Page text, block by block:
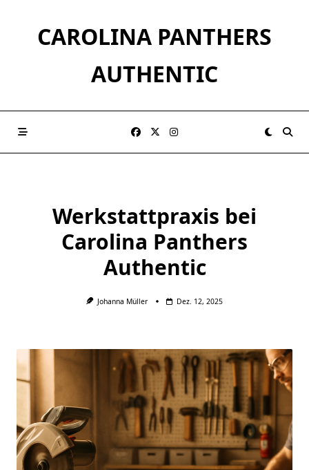
contentCAROLINA PANTHERS
AUTHENTIC
Werkstattpraxis bei
Carolina Panthers
Authentic
Johanna Müller Dez. 12, 2025